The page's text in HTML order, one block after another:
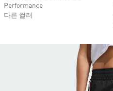
Performance
다른 컬러